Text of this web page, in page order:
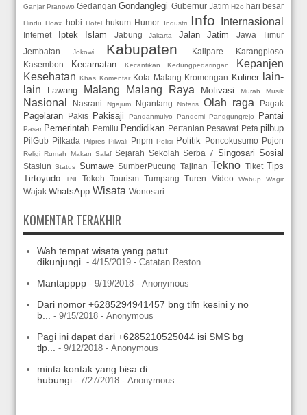
Ganjar Pranowo Gedangan Gondanglegi Gubernur Jatim H2o hari besar
Hindu Hoax hobi Hotel hukum Humor Industri Info Internasional
Internet Iptek Islam Jabung Jakarta Jalan Jatim
Jawa Timur
Jembatan
Jokowi Kabupaten Kalipare
Karangploso
Kasembon
Kecamatan Kecantikan Kedungpedaringan
Kepanjen
Kesehatan Khas Komentar Kota Malang Kromengan Kuliner
lain-
lain
Lawang Malang Malang Raya Motivasi Murah Musik
Nasional Nasrani Ngajum Ngantang Notaris Olah raga Pagak
Pagelaran Pakis Pakisaji Pandanmulyo Pandemi Panggungrejo Pantai
Pasar Pemerintah Pemilu Pendidikan Pertanian Pesawat Peta pilbup
PilGub Pilkada Pilpres Pilwali Pnpm Polisi Politik Poncokusumo Pujon
Religi Rumah Makan Salaf Sejarah Sekolah Serba 7 Singosari Sosial
Stasiun Status Sumawe SumberPucung Tajinan Tekno Tiket Tips
Tirtoyudo
TNI Tokoh Tourism Tumpang Turen Video Wabup Wagir
Wajak WhatsApp Wisata Wonosari
KOMENTAR TERAKHIR
Wah tempat wisata yang patut
dikunjungi. - 4/15/2019 - Catatan Reston
Mantapppp - 9/19/2018 - Anonymous
Dari nomor +6285294941457 bng tlfn kesini y no
b...
- 9/15/2018 - Anonymous
Pagi ini dapat dari +6285210525044 isi SMS bg
tlp...
- 9/12/2018 - Anonymous
minta kontak yang bisa di
hubungi - 7/27/2018 - Anonymous